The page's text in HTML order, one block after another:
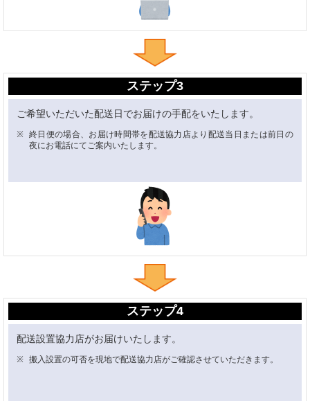
ステップ3
ご希望いただいた配送日でお届けの手配をいたします。
終日便の場合、お届け時間帯を配送協力店より配送当日または前日の
夜にお電話にてご案内いたします。
ステップ4
配送設置協力店がお届けいたします。
搬入設置の可否を現地で配送協力店がご確認させていただきます。